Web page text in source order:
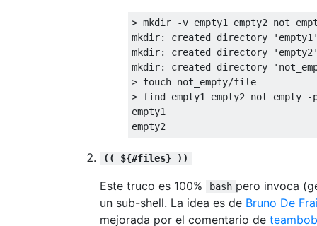
> mkdir -v empty1 empty2
mkdir: created directory
mkdir: created directory
mkdir: created directory
> touch not_empty/
> find empty1 empty2 not_empty -
empty1
empty2
(( ${#files} ))
Este truco es 100% bash pero invoca
un sub-shell. La idea es de Bruno De
mejorada por el comentario de teambob